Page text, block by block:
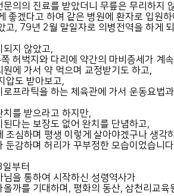
의의 진료를 받았더니 무릎은 무리하지
좋겠다고 하여 같은 병원에 환자로 입원하
고, 79년 2월 말일자로 의병전역을 하게
되지 않았고,
허벅지와 다리에 약간의 마비증세가 계
에 가서 약 먹으며 교정받기도 하고,
압도 받아보고,
프라틱을 하는 체육관에 가서 운동요법
를 받으라고 하지만,
된다는 보장도 없어 완치를 단념하고,
조심하며 평생 이렇게 살아야겠구나 생각
둔감하며 허리가 꾸부정한 모습이었습니
부터
을 통하여 시작하신 성령역사가
올까를 기대하며, 평화의 동산, 삼천리교